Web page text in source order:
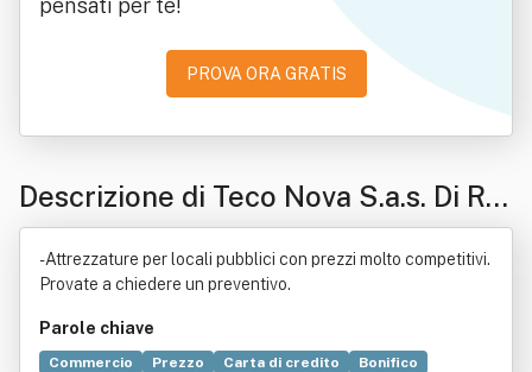
pensati per te!
PROVA ORA GRATIS
Descrizione di Teco Nova S.a.s. Di Ric
cio Angelo & C.
- Attrezzature per locali pubblici con prezzi molto competitivi.
Provate a chiedere un preventivo.
Parole chiave
Commercio Prezzo Carta di credito
Bonifico